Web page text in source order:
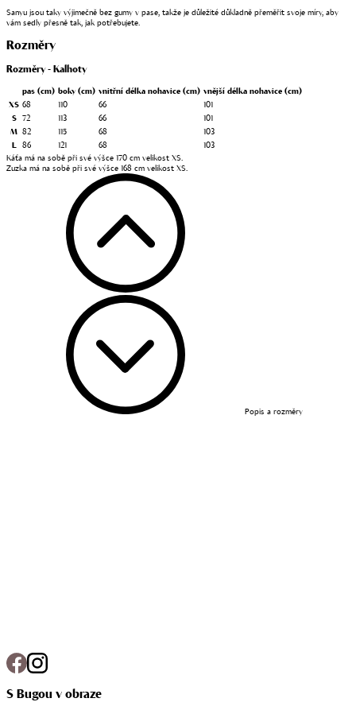
Sanyu jsou taky výjimečně bez gumy v pase, takže je důležité důkladně přeměřit svoje míry, aby
vám sedly přesně tak, jak potřebujete.
Rozměry
Rozměry - Kalhoty
pas (cm) boky(cm) vnitřní délka nohavice (cm) vnější délka nohavice (cm)
XS 68 110 66
101
S 72 113 66
101
M 82 115 68
103
L 86 121 68
103
Káťa má na sobě při své výšce 170 cm velikost XS.
Zuzka má na sobě při své výšce 168 cm velikost XS.
Popis a rozměry
S Bugou v obraze